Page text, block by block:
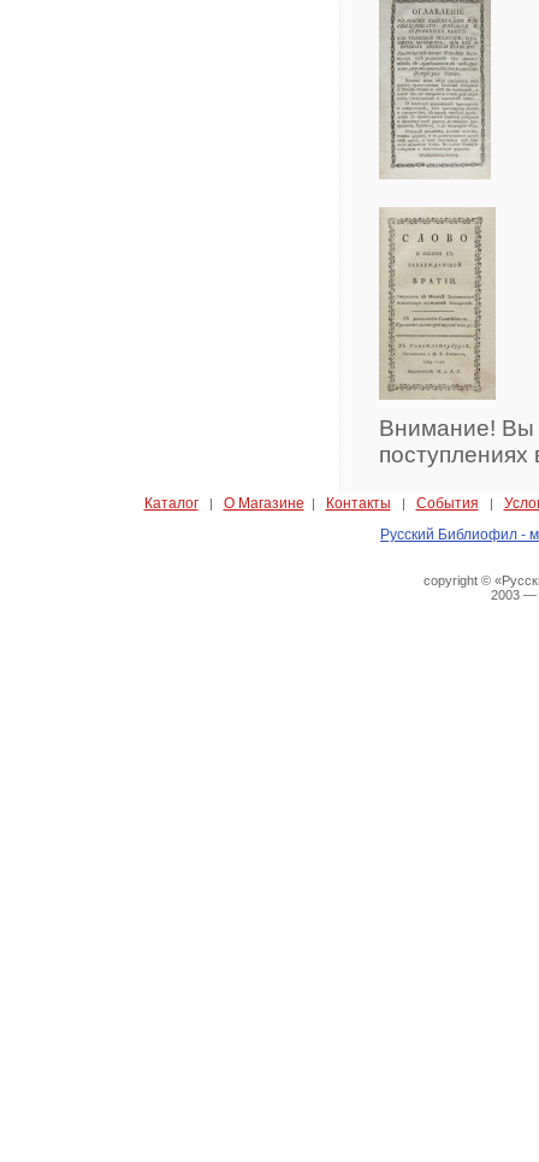
Внимание! Вы
Каталог| О Магазине | Контакты | События |
Русский Библиофил -
copyright ©
2003 —